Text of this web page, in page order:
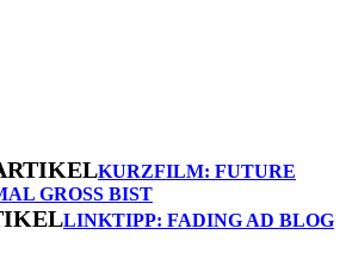
KURZFILM: FUTURE
GROSS BIST
LINKTIPP: FADING AD BLOG